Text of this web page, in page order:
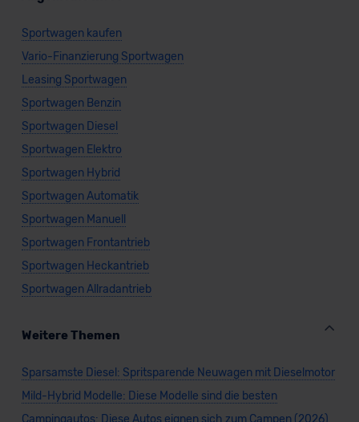
Datenschutzerklärung|Impressum
Sportwagen kaufen
Vario-Finanzierung Sportwagen
Leasing Sportwagen
Sportwagen Benzin
Sportwagen Diesel
Sportwagen Elektro
Sportwagen Hybrid
Sportwagen Automatik
Sportwagen Manuell
Sportwagen Frontantrieb
Sportwagen Heckantrieb
Sportwagen Allradantrieb
Weitere Themen
Sparsamste Diesel: Spritsparende Neuwagen mit Dieselmotor
Mild-Hybrid Modelle: Diese Modelle sind die besten
Campingautos: Diese Autos eignen sich zum Campen (2026)